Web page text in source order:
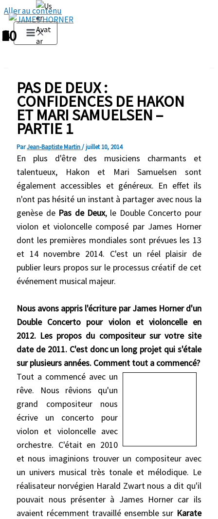
Aller au contenu
PAS DE DEUX :
CONFIDENCES DE HAKON
ET MARI SAMUELSEN –
PARTIE 1
ParJean-Baptiste Martin/juillet 10, 2014
En plus d'être des musiciens charmants et
talentueux, Hakon et Mari Samuelsen sont
également accessibles et généreux. En effet ils
n'ont pas hésité un instant à partager avec nous la
genèse de Pas de Deux, le Double Concerto pour
violon et violoncelle composé par James Horner
dont les premières mondiales sont prévues les 13
et 14 novembre 2014. C'est un réel plaisir de
publier leurs propos sur le processus créatif de cet
événement musical majeur.
Nous avons appris l'écriture par James Horner d'un
Double Concerto pour violon et violoncelle en
2012. Les propos du compositeur sur votre site
date de 2011. C'est donc un long projet qui s'étale
sur plusieurs années. Comment tout a commencé?
Tout a commencé avec un
rêve. Nous rêvions qu'un
grand compositeur nous
écrive un concerto pour
violon et violoncelle avec
orchestre. C'était en 2010
et nous imaginions trouver un compositeur avec
un univers musical très tonale et mélodique. Le
réalisateur norvégien Harald Zwart nous a dit qu'il
pouvait nous présenter à James Horner car ils
avaient récemment travaillé ensemble sur Karate
1
2
3
4
5
6
7
8
9
10